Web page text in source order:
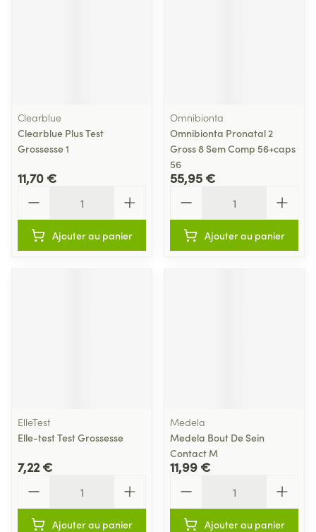
Clearblue
Clearblue Plus Test
Grossesse 1
11,70 €
Ajouter au panier
Omnibionta
Omnibionta Pronatal 2
Gross 8 Sem Comp 56+caps
56
55,95 €
Ajouter au panier
ElleTest
Elle-test Test Grossesse
7,22 €
Ajouter au panier
Medela
Medela Bout De Sein
Contact M
11,99 €
Ajouter au panier